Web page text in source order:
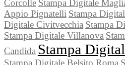
Corcolle Stampa Digitale
Appio Pignatelli Stampa
Digitale Civitvecchia Stampa
Stampa Digitale Villanova
Candida Stampa
Stampa Digitale Belsito Roma